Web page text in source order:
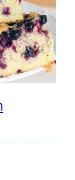
sa allrecipes.com